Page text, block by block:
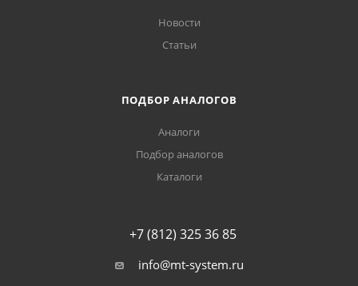
Новости
Статьи
ПОДБОР АНАЛОГОВ
Аналоги
Подбор аналогов
Каталоги
+7 (812) 325 36 85
info@mt-system.ru